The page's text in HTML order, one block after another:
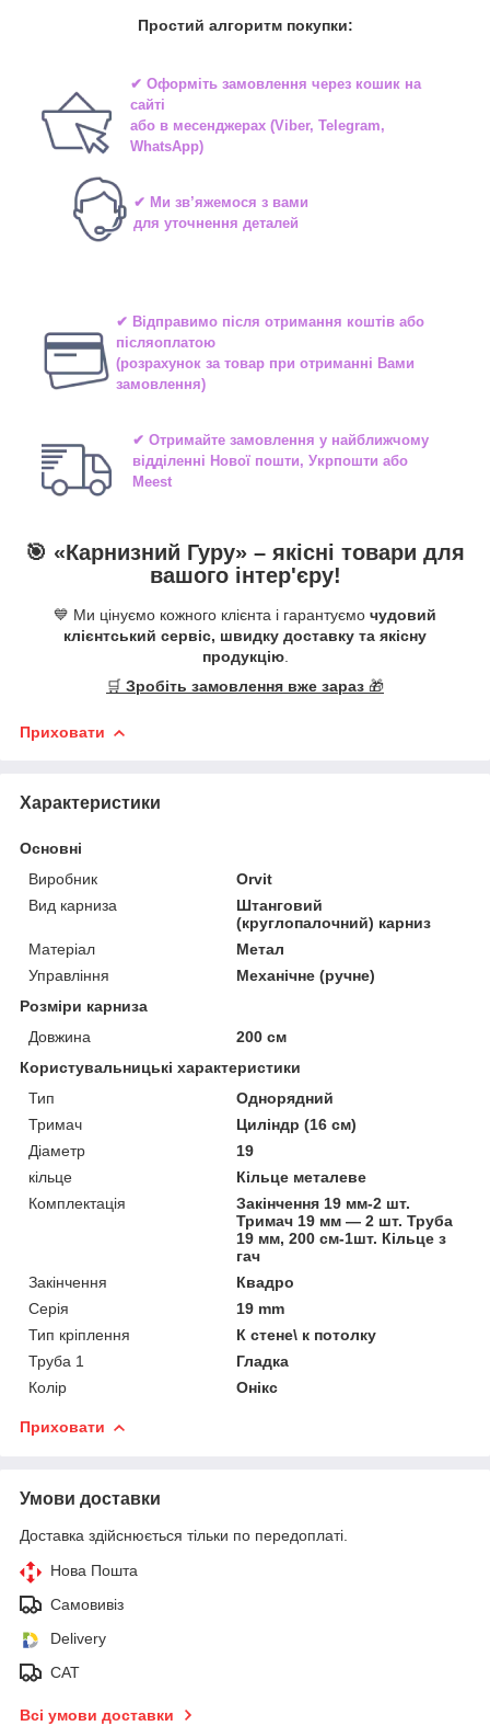
Простий алгоритм покупки:
✔ Оформіть замовлення через кошик на
сайті
або в месенджерах(Viber, Telegram,
WhatsApp)
✔ Ми зв’яжемося з вами
для уточнення деталей
✔ Відправимо після отримання коштів або
післяоплатою
(розрахунок за товар при отриманні Вами
замовлення)
✔ Отримайте замовлення у найближчому
відділенні Нової пошти, Укрпошти або
Meest
🎯 «Карнизний Гуру» – якісні товари для
вашого інтер'єру!
💙 Ми цінуємо кожного клієнта і гарантуємо чудовий
клієнтський сервіс, швидку доставку та якісну
продукцію.
🛒 Зробіть замовлення вже зараз 🎁
Приховати
Характеристики
Основні
Виробник
Orvit
Вид карниза
Штанговий
(круглопалочний) карниз
Матеріал
Метал
Управління
Механічне (ручне)
Розміри карниза
Довжина
200 см
Користувальницькі характеристики
Тип
Однорядний
Тримач
Циліндр (16 см)
Діаметр
19
кільце
Кільце металеве
Комплектація
Закінчення 19 мм-2 шт.
Тримач 19 мм — 2 шт. Труба
19 мм, 200 см-1шт. Кільце з
гач
Закінчення
Квадро
Серія
19 mm
Тип кріплення
К стене\ к потолку
Труба 1
Гладка
Колір
Онікс
Приховати
Умови доставки
Доставка здійснюється тільки по передоплаті.
Нова Пошта
Самовивіз
Delivery
САТ
Всі умови доставки